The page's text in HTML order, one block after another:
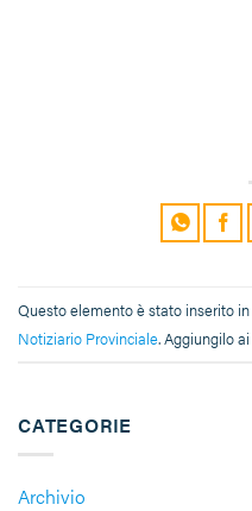
CATEGORIE
Archivio
Questo elemento è stato inserito in
Notiziario Provinciale. Aggiungilo ai